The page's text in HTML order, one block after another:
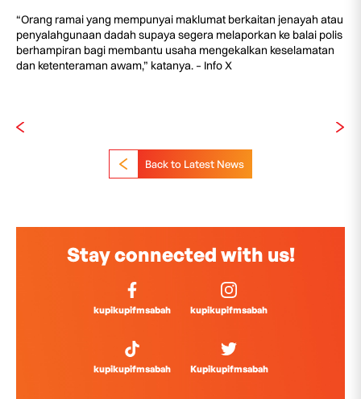
“Orang ramai yang mempunyai maklumat berkaitan jenayah atau
penyalahgunaan dadah supaya segera melaporkan ke balai polis
berhampiran bagi membantu usaha mengekalkan keselamatan
dan ketenteraman awam,” katanya. – Info X
Back to Latest News
Stay connected with us!
kupikupifmsabah kupikupifmsabah
kupikupifmsabah Kupikupifmsabah